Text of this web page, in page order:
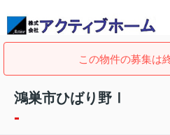
この物件の募集は
鴻巣市ひばり野Ⅰ
-